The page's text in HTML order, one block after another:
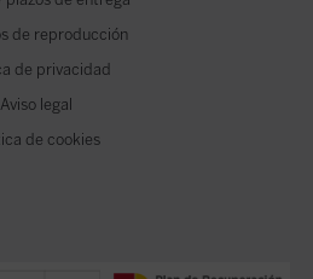
de reproducción
de privacidad
Aviso legal
de cookies